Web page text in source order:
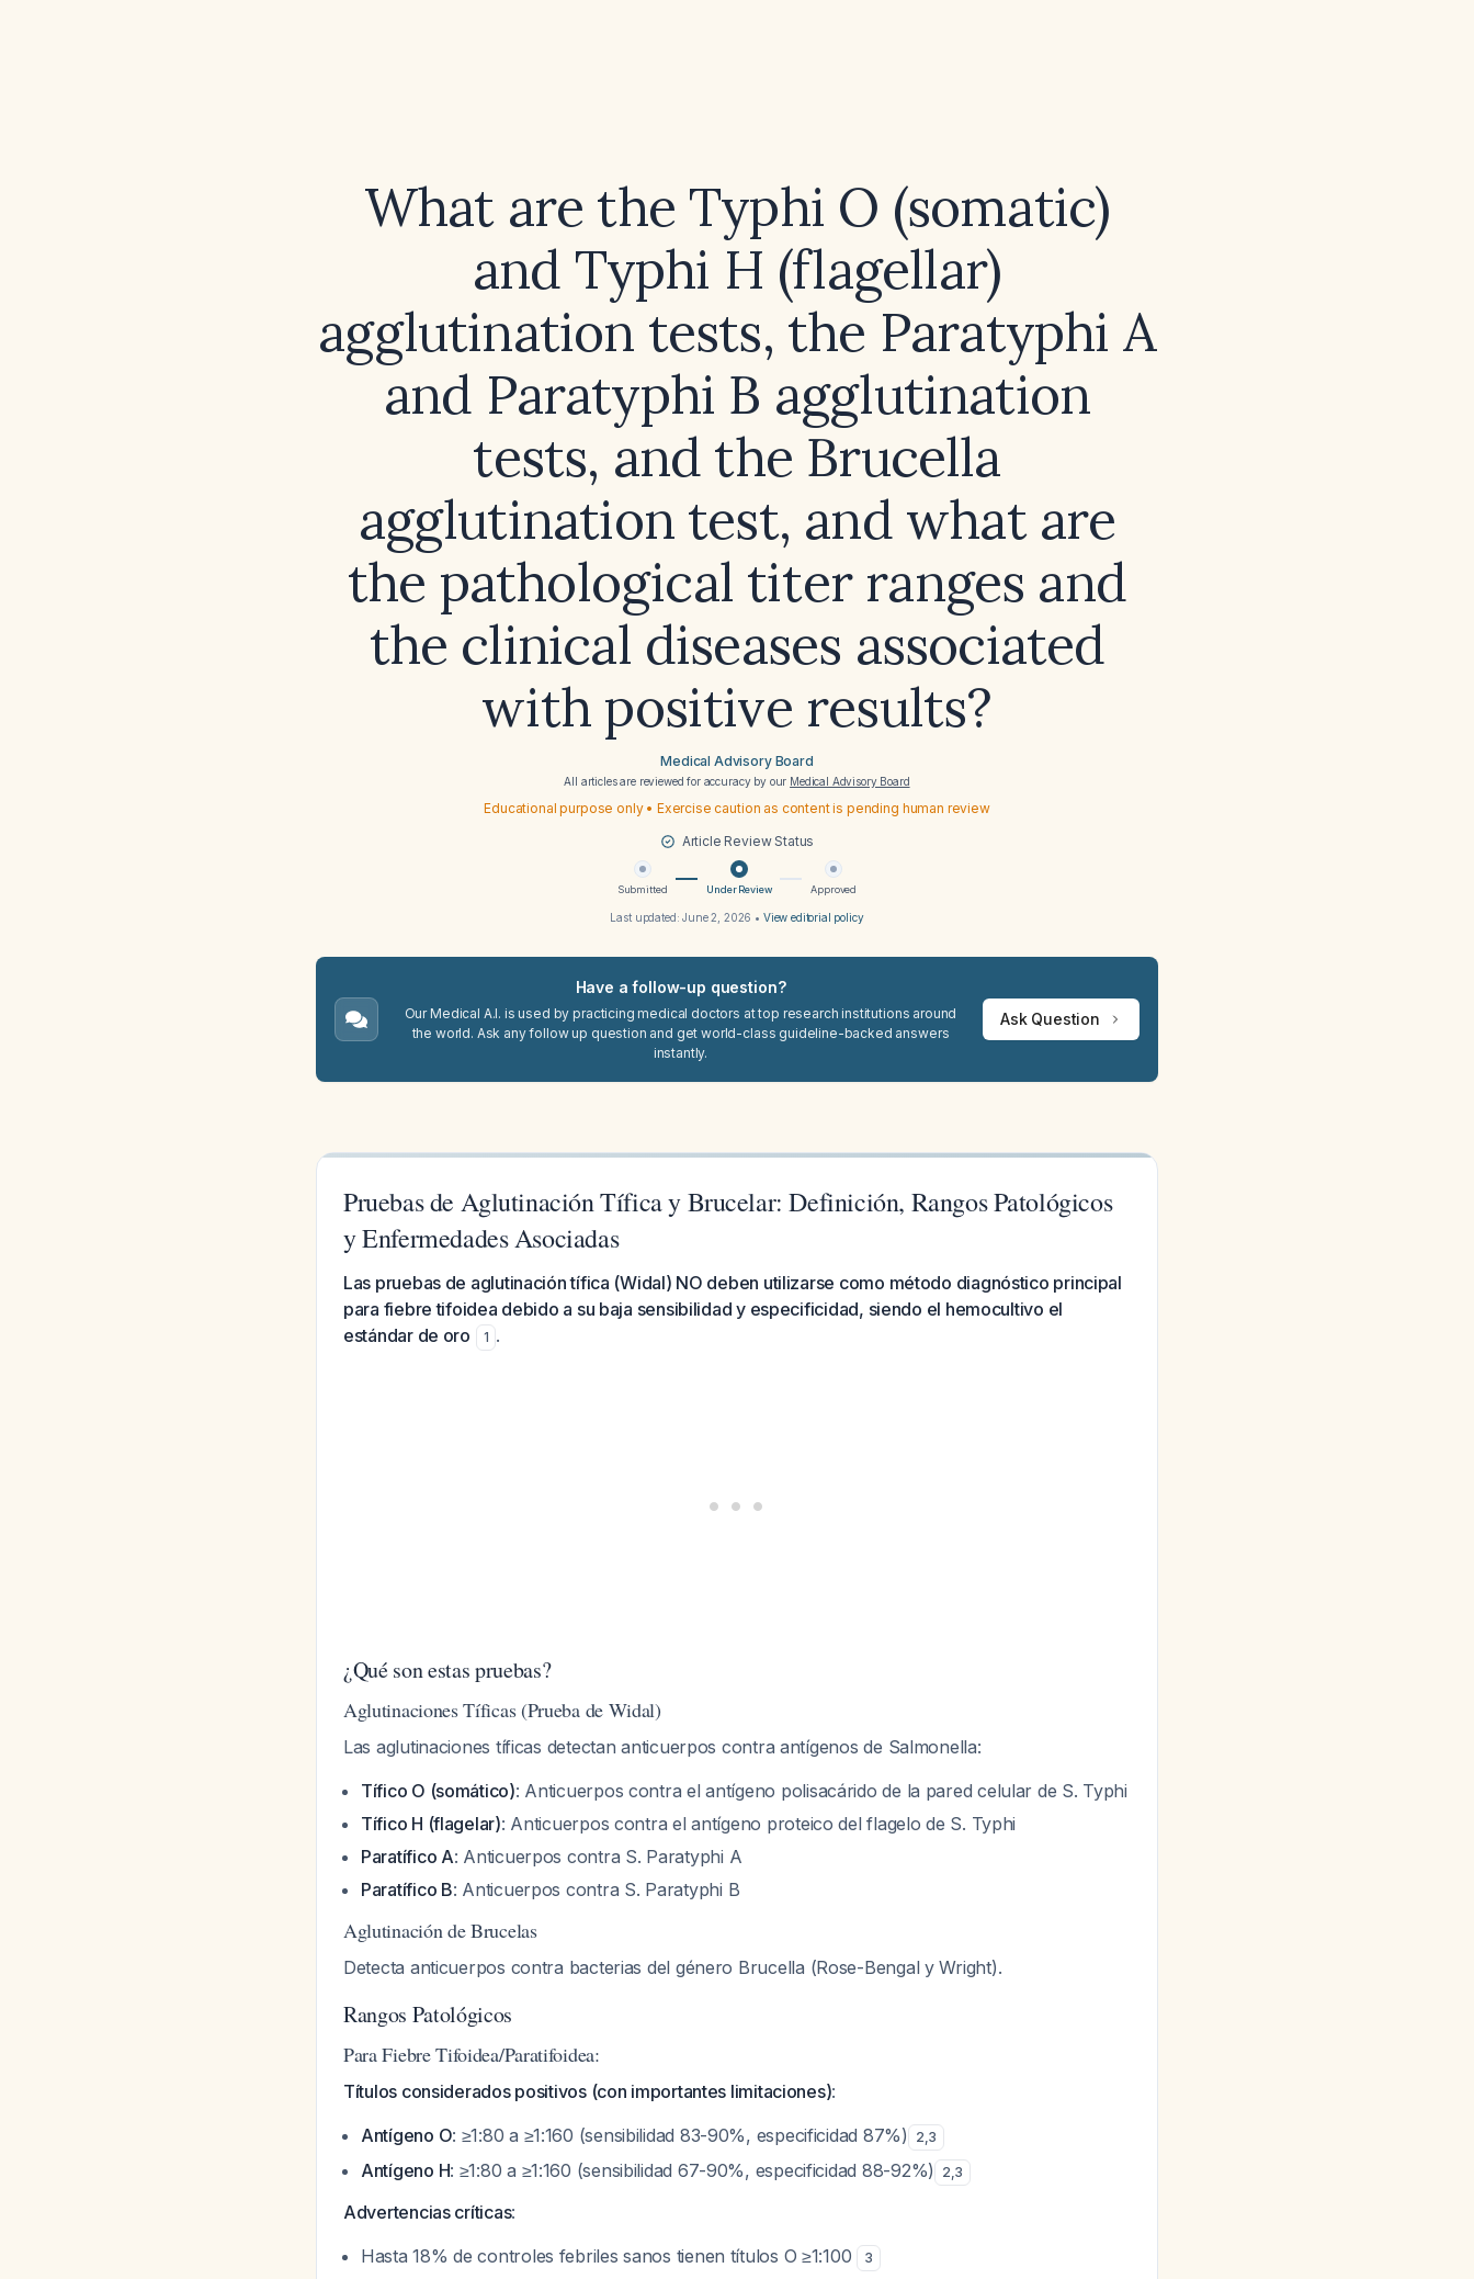
What are the Typhi O (somatic)
and Typhi H (flagellar)
agglutination tests, the Paratyphi A
and Paratyphi B agglutination
tests, and the Brucella
agglutination test, and what are
the pathological titer ranges and
the clinical diseases associated
with positive results?
Medical Advisory Board
All articles are reviewed for accuracy by our Medical Advisory Board
Educational purpose only • Exercise caution as content is pending human review
Article Review Status
Submitted Under Review Approved
Last updated:June 2, 2026 • View editorial policy
Have a follow-up question?
Our Medical A.I. is used by practicing medical doctors at top research institutions around
the world. Ask any follow up question and get world-class guideline-backed answers
instantly.
Ask Question
Pruebas de Aglutinación Tífica y Brucelar: Definición, Rangos Patológicos
y Enfermedades Asociadas
Las pruebas de aglutinación tífica (Widal) NO deben utilizarse como método diagnóstico principal
para fiebre tifoidea debido a su baja sensibilidad y especificidad, siendo el hemocultivo el
estándar de oro
1 .
¿Qué son estas pruebas?
Aglutinaciones Tíficas (Prueba de Widal)
Las aglutinaciones tíficas detectan anticuerpos contra antígenos de Salmonella:
Tífico O (somático): Anticuerpos contra el antígeno polisacárido de la pared celular de S. Typhi
Tífico H (flagelar): Anticuerpos contra el antígeno proteico del flagelo de S. Typhi
Paratífico A: Anticuerpos contra S. Paratyphi A
Paratífico B: Anticuerpos contra S. Paratyphi B
Aglutinación de Brucelas
Detecta anticuerpos contra bacterias del género Brucella (Rose-Bengal y Wright).
Rangos Patológicos
Para Fiebre Tifoidea/Paratifoidea:
Títulos considerados positivos (con importantes limitaciones):
Antígeno O: ≥1:80 a ≥1:160 (sensibilidad 83-90%, especificidad 87%) 2,3
Antígeno H: ≥1:80 a ≥1:160 (sensibilidad 67-90%, especificidad 88-92%) 2,3
Advertencias críticas:
Hasta 18% de controles febriles sanos tienen títulos O ≥1:100
3